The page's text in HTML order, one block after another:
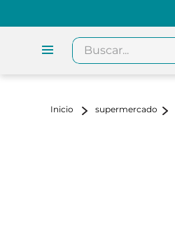
Buscar...
supermercado